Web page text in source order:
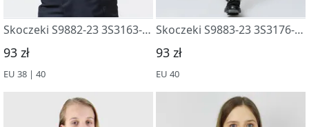
Skoczeki S9882-23 3S3163-D43 t.sinij 170
93 zł
EU 38 | 40
Skoczeki S9883-23 3S3176-D43 t.sinij
93 zł
EU 40